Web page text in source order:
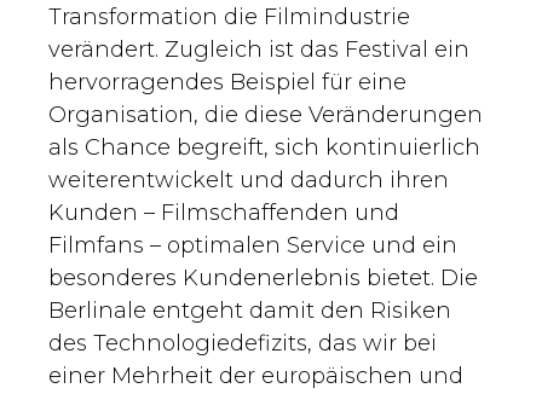
Transformation die Filmindustrie
verändert. Zugleich ist das Festival ein
hervorragendes Beispiel für eine
Organisation, die diese Veränderungen
als Chance begreift, sich kontinuierlich
weiterentwickelt und dadurch ihren
Kunden – Filmschaffenden und
Filmfans – optimalen Service und ein
besonderes Kundenerlebnis bietet. Die
Berlinale entgeht damit den Risiken
des Technologiedefizits, das wir bei
einer Mehrheit der europäischen und